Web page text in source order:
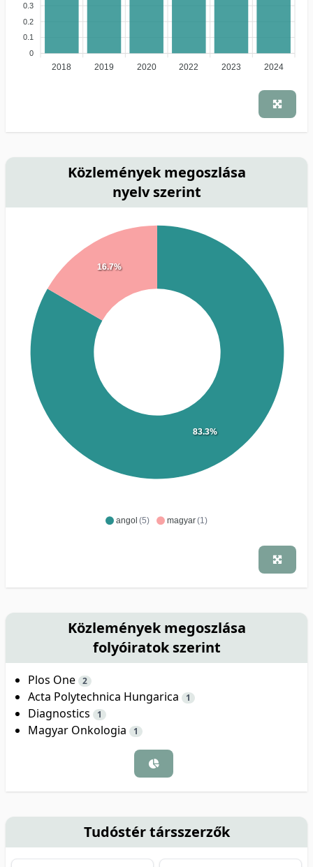
0.3
0.2
0.1
0
2018 2019 2020 2022 2023 2024
Közlemények megoszlása
nyelv szerint
angol (5) magyar(1)
83.3%
16.7%
Közlemények megoszlása
folyóiratok szerint
Plos One 2
Acta Polytechnica Hungarica 1
Diagnostics 1
Magyar Onkologia 1
Tudóstér társszerzők